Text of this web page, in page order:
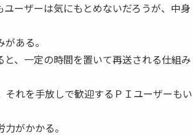
ーザーは気にもとめないだろうが、中身
ある。
、一定の時間を置いて再送される仕組み
れを手放しで歓迎するＰＩユーザーもい
がかかる。